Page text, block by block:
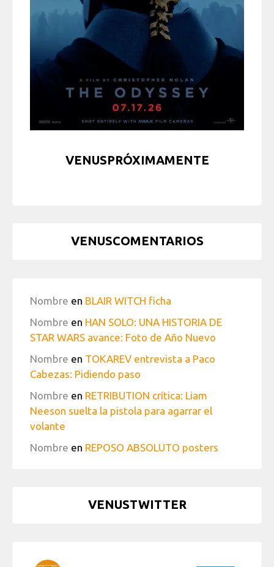
VENUSPRÓXIMAMENTE
VENUSCOMENTARIOS
Nombre en BLAIR WITCH ficha
Nombre en HAN SOLO: UNA HISTORIA DE
STAR WARS avance: Foto de Año Nuevo
Nombre en TOKAREV entrevista a Paco
Cabezas: Pidiendo paso
Nombre en RETRIBUTION crítica: Liam
Neeson suelta la pistola para agarrar el
volante
Nombre en REPOSO ABSOLUTO posters
VENUSTWITTER